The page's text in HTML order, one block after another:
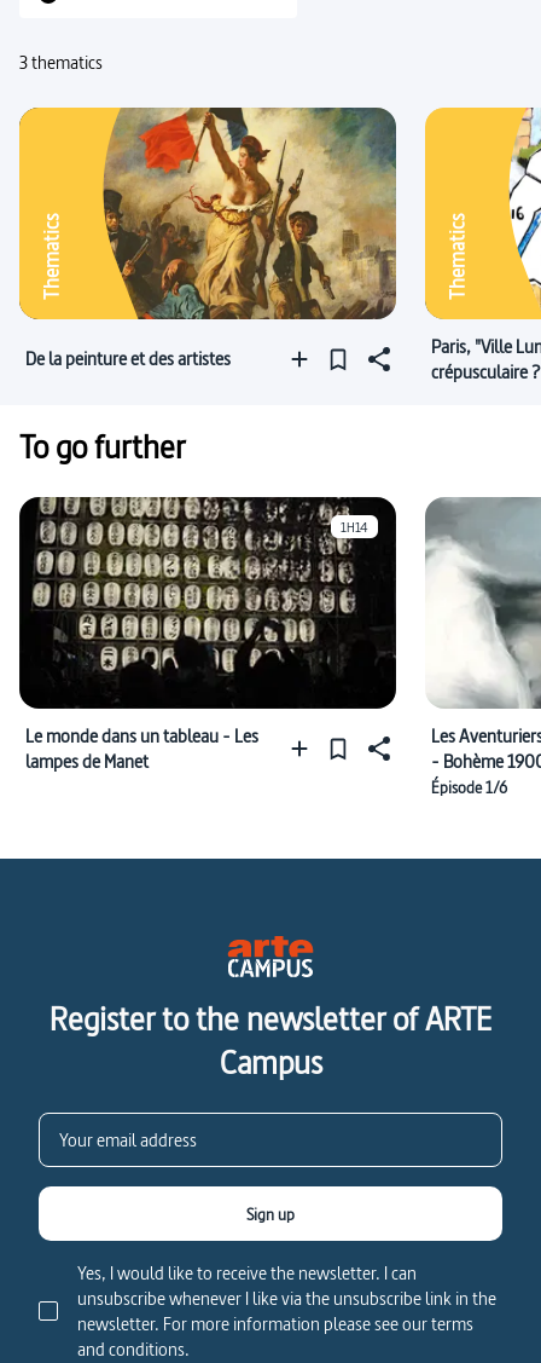
#poésie (littérature) #Delacroix, Eugène
#société industrielle #Manet, Edouard
3 thematics
Thematics
De la peinture et des artistes
Thematics
Paris, "Ville
crépusculaire ?
To go further
1H14
Le monde dans un tableau - Les
lampes de Manet
Les
- Bohème
Épisode 1/6
Register to the newsletter of ARTE
Campus
Yes, I would like to receive the newsletter. I can
unsubscribe whenever I like via the unsubscribe link in the
newsletter. For more information please see our terms
and conditions.
Sign up